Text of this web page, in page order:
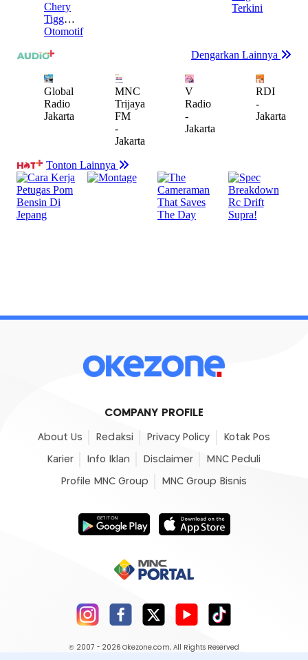
COMPANY PROFILE
About Us Redaksi Privacy Policy Kotak Pos
Karier Info Iklan Disclaimer MNC Peduli
Profile MNC Group MNC Group Bisnis
© 2007 - 2026 Okezone.com, All Rights Reserved